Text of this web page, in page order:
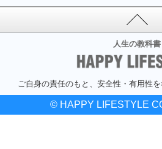
人生の教科書
ご自身の責任のもと、安全性・有用性を
© HAPPY LIFESTYLE